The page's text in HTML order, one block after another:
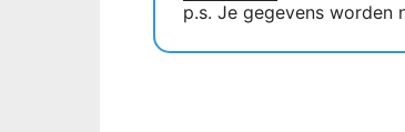
p.s. Je gegevens worden